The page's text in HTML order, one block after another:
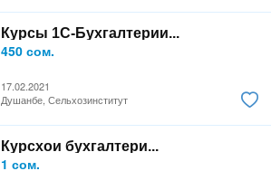
Курсы 1С-Бухгалтерии...
450 сом.
17.02.2021
Душанбе, Сельхозинститут
Курсхои бухгалтери...
1 сом.